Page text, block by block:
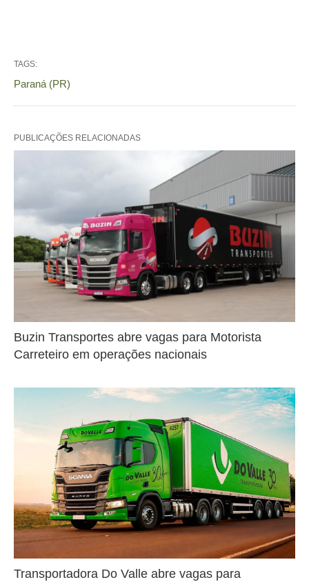
TAGS:
Paraná (PR)
PUBLICAÇÕES RELACIONADAS
Buzin Transportes abre vagas para Motorista
Carreteiro em operações nacionais
Transportadora Do Valle abre vagas para